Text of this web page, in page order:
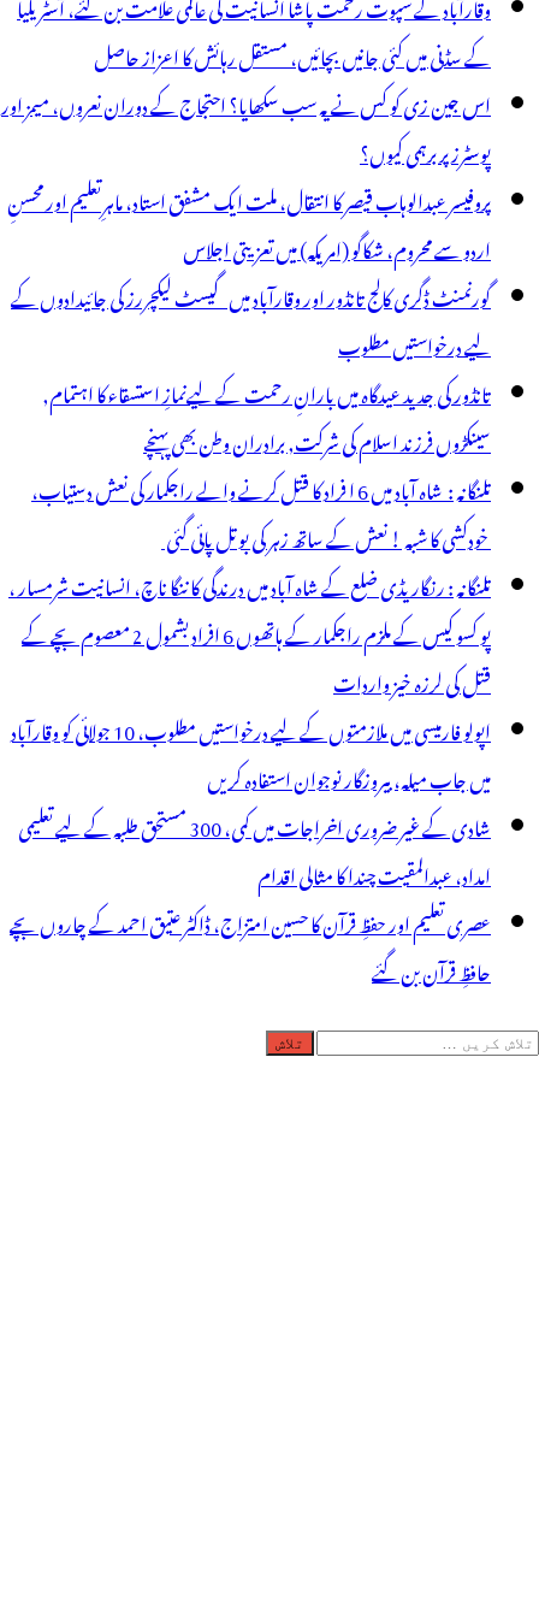
کے سڈنی میں کئی جانیں بچائیں، مستقل رہائش کا اعزاز حاصل
اس جین زی کو کس نے یہ سب سکھایا؟ احتجاج کے دوران نعروں، میمز اور
پوسٹرز پر برہمی کیوں؟
پروفیسر عبدالوہاب قیصر کا انتقال، ملت ایک مشفق استاد، ماہرِتعلیم اور محسنِ
اردو سے محروم، شکاگو (امریکہ) میں تعزیتی اجلاس
گورنمنٹ ڈگری کالج تانڈور اور وقارآباد میں گیسٹ لیکچررز کی جائیدادوں کے
لیے درخواستیں مطلوب
تانڈور کی جدید عیدگاہ میں بارانِ رحمت کے لیےنمازِ استسقاء کا اہتمام,
سینکڑوں فرزند اسلام کی شرکت, برادران وطن بھی پہنچے
تلنگانہ : شاہ آباد میں 6 ا فراد کا قتل کرنے والے راجکمار کی نعش دستیاب،
خودکشی کا شبہ ! نعش کے ساتھ زہر کی بوتل پائی گئی
تلنگانہ : رنگاریڈی ضلع کے شاہ آباد میں درندگی کا ننگا ناچ، انسانیت شرمسار ،
پو کسو کیس کے ملزم راجکمار کے ہاتھوں 6 افراد بشمول 2 معصوم بچے کے
قتل کی لرزہ خیز واردات
اپولو فارمیسی میں ملازمتوں کے لیے درخواستیں مطلوب، 10 جولائی کو وقارآباد
میں جاب میلہ، بیروزگار نوجوان استفادہ کریں
شادی کے غیر ضروری اخراجات میں کمی، 300 مستحق طلبہ کے لیے تعلیمی
امداد، عبدالمقیت چندا کا مثالی اقدام
عصری تعلیم اور حفظِ قرآن کا حسین امتزاج، ڈاکٹر عتیق احمد کے چاروں بچے
حافظِ قرآن بن گئے
تلاش